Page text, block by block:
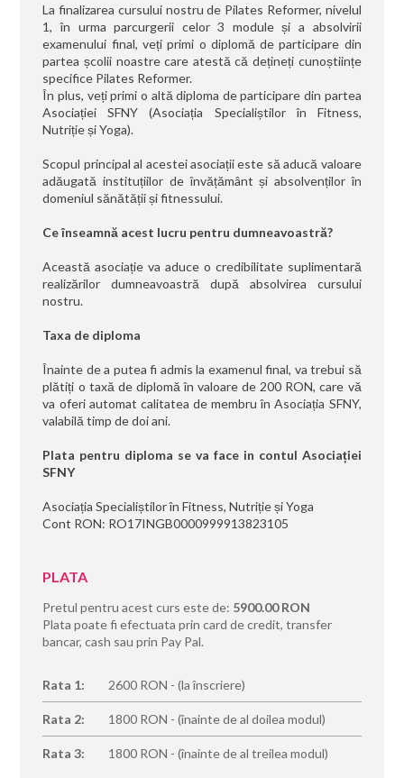
La finalizarea cursului nostru de Pilates Reformer, nivelul
1, în urma parcurgerii celor 3 module și a absolvirii
examenului final, veți primi o diplomă de participare din
partea școlii noastre care atestă că dețineți cunoștiințe
specifice Pilates Reformer.
În plus, veți primi o altă diploma de participare din partea
Asociației SFNY (Asociația Specialiștilor în Fitness,
Nutriție și Yoga).
Scopul principal al acestei asociații este să aducă valoare
adăugată instituțiilor de învățământ și absolvenților în
domeniul sănătății și fitnessului.
Ce înseamnă acest lucru pentru dumneavoastră?
Această asociație va aduce o credibilitate suplimentară
realizărilor dumneavoastră după absolvirea cursului
nostru.
Taxa de diploma
Înainte de a putea fi admis la examenul final, va trebui să
plătiți o taxă de diplomă în valoare de 200 RON, care vă
va oferi automat calitatea de membru în Asociația SFNY,
valabilă timp de doi ani.
Plata pentru diploma se va face in contul Asociației
SFNY
Asociația Specialiștilor în Fitness, Nutriție și Yoga
Cont RON: RO17INGB0000999913823105
PLATA
Pretul pentru acest curs este de: 5900.00 RON
Plata poate fi efectuata prin card de credit, transfer
bancar, cash sau prin Pay Pal.
Rata 1: 2600 RON - (la înscriere)
Rata 2: 1800 RON - (înainte de al doilea modul)
Rata 3: 1800 RON - (înainte de al treilea modul)